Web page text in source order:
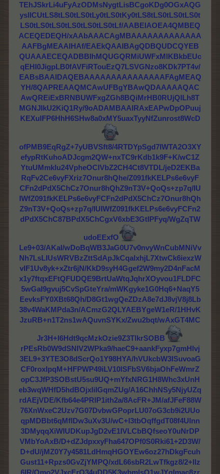
TEhJSkrLi4uFyAzODMsNygtLisBCgoKDg0OGxAQG
yslICUtLS8tLS0tLS0tLy0tLS0tKy0tLS8tLS0tLS0tLS0t
LS0tLS0tLS0tLS0tLS0tLS0tLf/AABEIAOEA4QMBEQ
ACEQEDEQH/xAAbAAACAgMBAAAAAAAAAAAAA
AAFBgMEAAIHAf/EAEkQAAIBAgQDBQUDCQYEB
QUAAAECEQADBBIhMQUGQRMiUWFxMlKBkbEUc
qEHI0JigpLB0fAVFiRTouEzQ7LSVGNzo8KDk7PT4v/
EABsBAAIDAQEBAAAAAAAAAAAAAAAFAgMEAQ
YH/8QAPREAAQMCAwUFBgYBAwQDAAAAAQAC
AwQREiExBRNBUWFxgZGh8BQiMrHB0RUjQlLh8T
MGNJIkU2KiQ1Ry/9oADAMBAAIRAxEAPwDpOPuuj
KEXulFP6HhH6SHw8a0xMY5uaxTyyNfZunrost8WcD
ofPMB9EqRgZ+7yUBVSft8/4RTDYpSgd7IWTA2O3XY
efypRtKuhoADJcgm2QW+nxTC9rKdb1k9F+K/wC1Z
YtuUMmklu24VpheOClVbZ2CH4Ct8VTDL/jeD2EKBa
RqFv2Ce6vyFXriz7Onur8hQhe/Z091fkKELPs6e6vyF
CFn2dPdX5ChCz7Onur8hQhZ9nT3V+QoQs+zp7q/IU
IWfZ091fkKELPs6e6vyFCFn2dPdX5ChCz7Onur8hQh
Z9nT3V+QoQs+zp7q/IUIWfZ091fkKELPs6e6vyFCFn2
dPdX5ChC87BPdX5ChCgxV6xbE3GtIPFyq/WgZqTW
udoEExfO
Le9+03/AKal/wDoBqWB3JaG0U7v0nvyWnCubMNiVv
Nh7LsLIUsWRVBzZttSdApJkCqalxhjL7XtwCk6iexzW
vIF1Uv8yk+xZtr6jN/KkD9syH4Ggef2W9my2D4nFacM
x1y7ftqxEFtQFUDQE9BrtUaWtqJqhrXOyvou1FLDFC
5wGaI9gvuj5CvSpGteYra/mWKgyke1G0Hq6+NaqY5
EevksFY0XBt68Qh/D8Gt1wgQeZDzA8e7dJ8vjV8j8Lb
38v4WaKMPda3n/ACmzG2QLYAEBYgeW1eR/1HHvK
JzuRB+n1T2ns1wAQuvnSYKx/Zwu2bqt/wAxGT4MC
Jr3H+l6Hdt9qcMzkOzie9Z3TlkrSOBB
rPEsRb0W9dSNIV2WPka9/haeC9+aankFyxp7gmHlvj
3EL9+3YTE3O8dScrQo1Y98HYA/hVUkcbW3ISuvoaG
CF0roxlpqM+HFPWP49iLV10lSFbSV6bjaOhFeWmrZ
opC3JfP3SOBstU5su9UQ+mYfxNRG1H8Whc3xUnH
eb3wqWHfD5hdBOjxliIGqmZUg/A16ChhNSy5NjyUZq
rdAEjVDE/Kfb64e4PRlP1ith2a/8AcFR+JM/afJFeF88W
76XnWxeC2Uzv7G07DvbwGPoprLU07oG3cb9i2UUo
qpMDBbt6qMflDw3uXv3U/wC+l3tbOqffgdT08f4Ulnn
3DMyqqXiWIUDKupJgD2vE1IVLCbBQfseoY0uNrDP
VMbYoAxB/D+dZJdpxxyFha647OPf0S0Rki61+2D3W/
D+dU/jMZ0Y7y4581LdHmqHGOYEw6oz27hDkgFcuh
Gust11+Rpzs0GvZjYMPQ/xdL66sbR2LwTfkgz8/2+llz
6lR/Omo2VJxcErO34uDD5K3wbmlsQ1wJYgImac8zr